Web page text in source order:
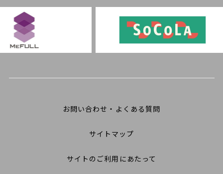
お問い合わせ・よくある質問
サイトマップ
サイトのご利用にあたって